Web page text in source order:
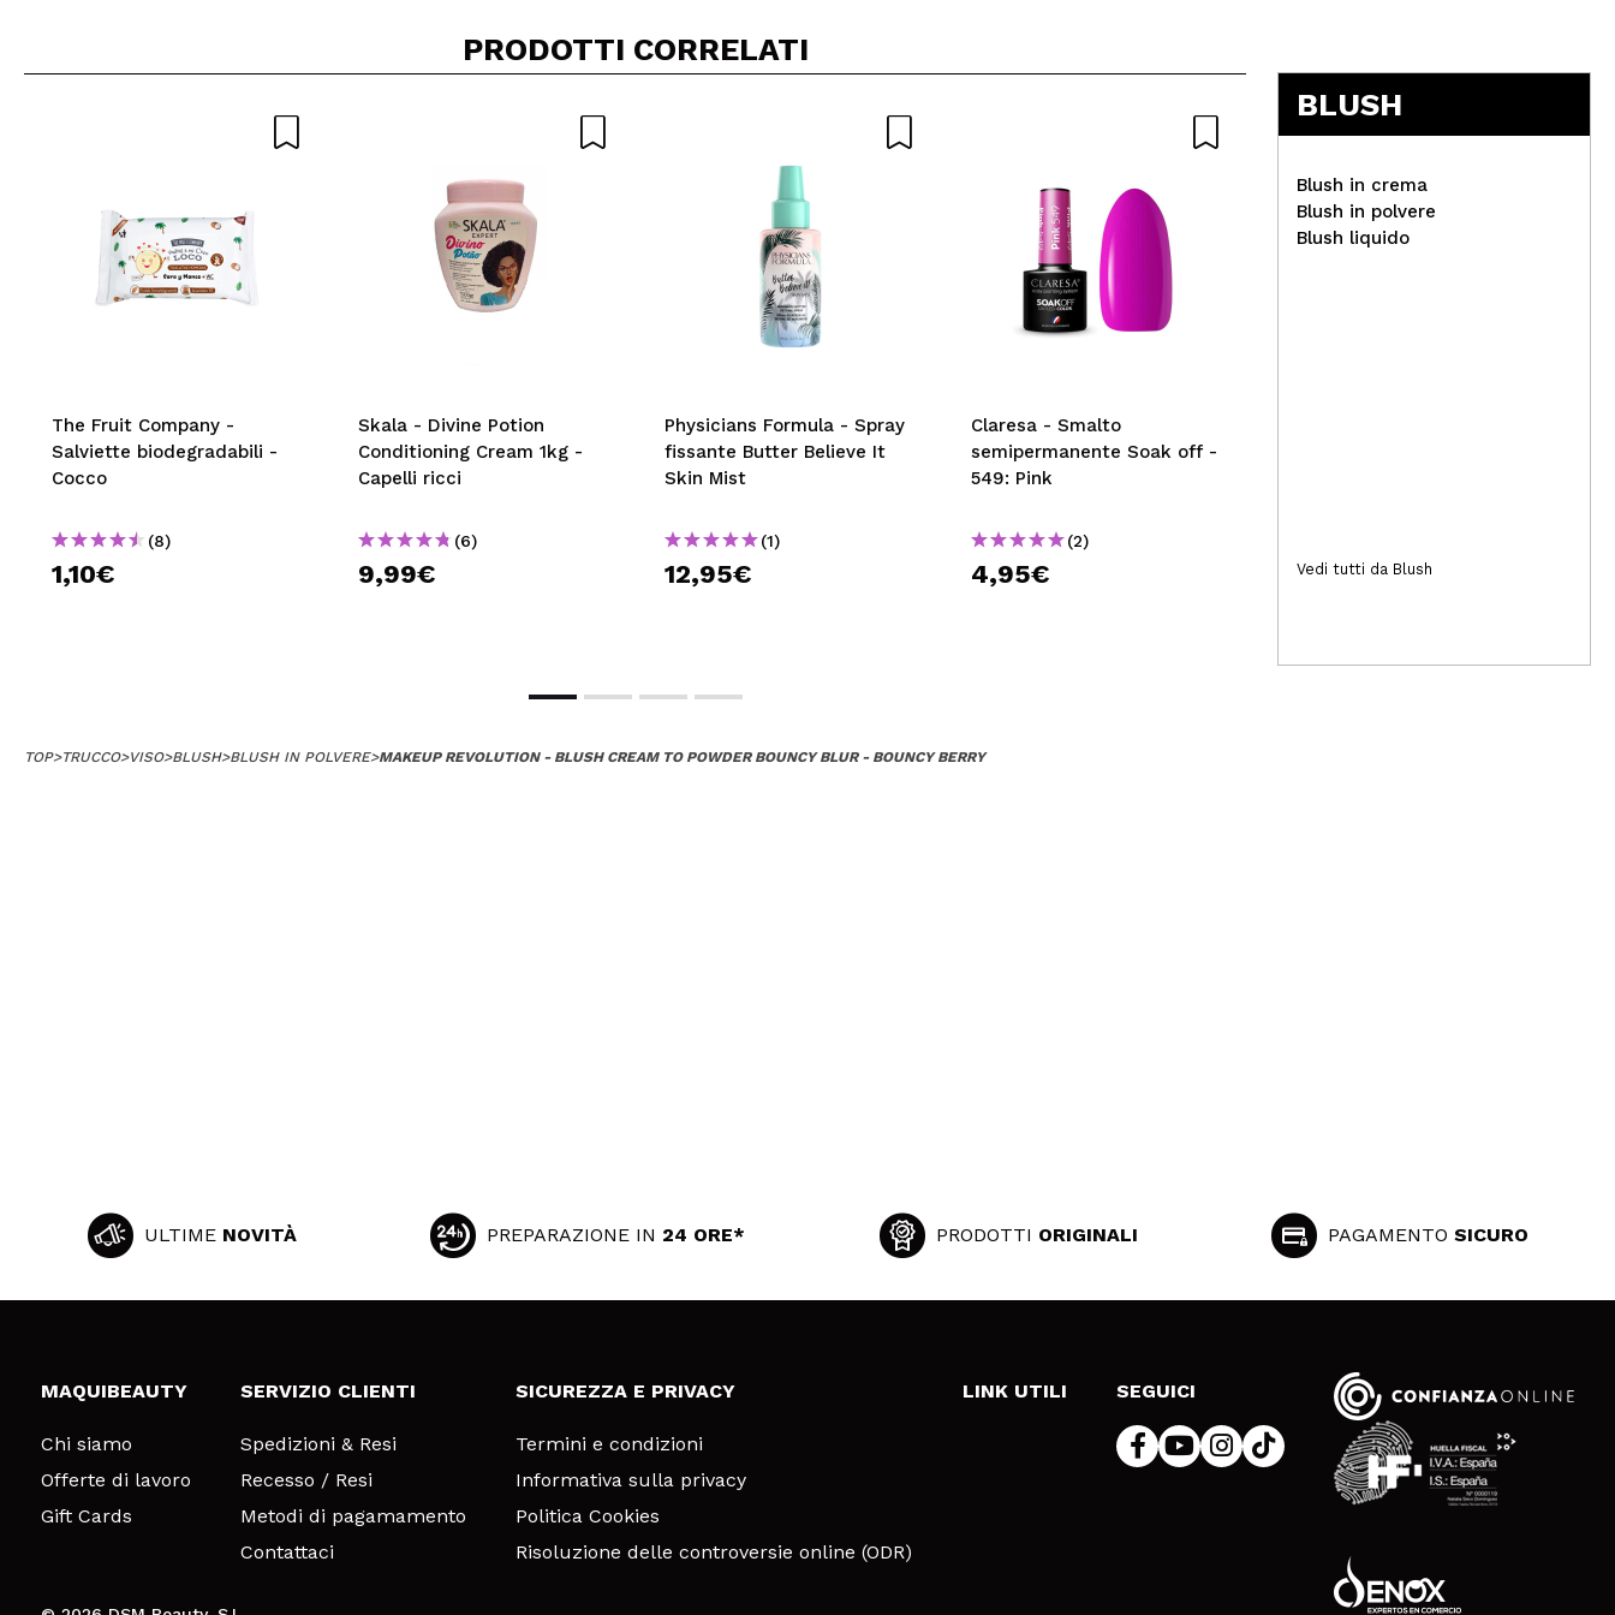
PRODOTTI CORRELATI
The Fruit Company -
Salviette biodegradabili -
Cocco
(8)
1,10€
Skala - Divine Potion
Conditioning Cream 1kg -
Capelli ricci
(6)
9,99€
Physicians Formula - Spray
fissante Butter Believe It
Skin Mist
(1)
12,95€
Claresa - Smalto
semipermanente Soak off -
549: Pink
(2)
4,95€ 28,50€
BLUSH
Blush in crema
Blush in polvere
Blush liquido
Vedi tutti da Blush
TOP>TRUCCO>VISO>BLUSH>BLUSH IN POLVERE>MAKEUP REVOLUTION - BLUSH CREAM TO POWDER BOUNCY BLUR - BOUNCY BERRY
ULTIME NOVITÀ PREPARAZIONE IN 24 ORE* PRODOTTI ORIGINALI PAGAMENTO SICURO
MAQUIBEAUTY
Chi siamo
Offerte di lavoro
Gift Cards
SERVIZIO CLIENTI
Spedizioni & Resi
Recesso / Resi
Metodi di pagamamento
Contattaci
SICUREZZA E PRIVACY
Termini e condizioni
Informativa sulla privacy
Politica Cookies
Risoluzione delle controversie online (ODR)
LINK UTILI SEGUICI